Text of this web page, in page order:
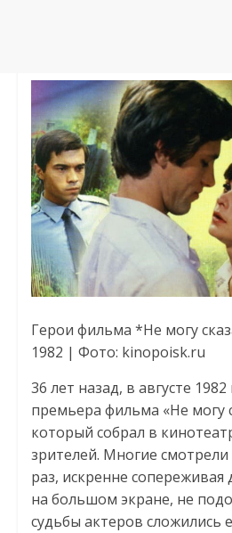
Герои фильма *Не могу
1982 | Фото: kinopoisk.ru
36 лет назад, в августе 1982
премьера фильма «Не могу
который собрал в
зрителей. Многие смотрели
раз, искренне
на большом экране, не
судьбы актеров сложились